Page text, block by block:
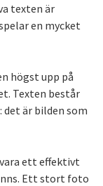
texten är
en mycket
högst upp på
Texten består
det är bilden som
ett effektivt
Ett stort foto